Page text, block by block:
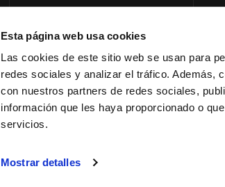
Esta página web usa cookies
Las cookies de este sitio web se usan para
redes sociales y analizar el tráfico. Además,
con nuestros partners de redes sociales,
información que les haya proporcionado o
servicios.
Mostrar detalles